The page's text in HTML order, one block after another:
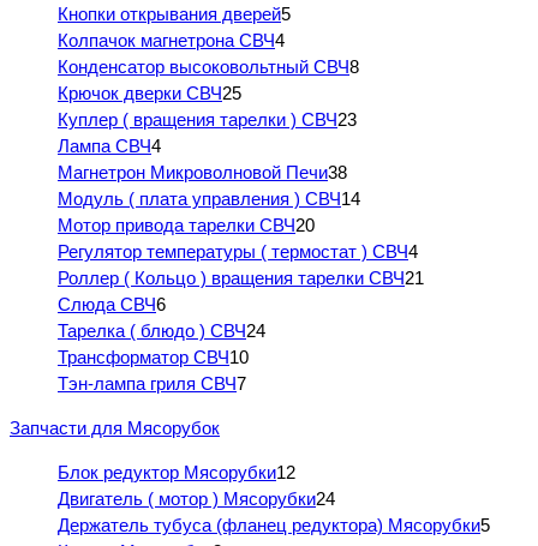
Кнопки открывания дверей5
Колпачок магнетрона СВЧ4
Конденсатор высоковольтный СВЧ8
Крючок дверки СВЧ25
Куплер ( вращения тарелки ) СВЧ23
Лампа СВЧ4
Магнетрон Микроволновой Печи38
Модуль ( плата управления ) СВЧ14
Мотор привода тарелки СВЧ20
Регулятор температуры ( термостат ) СВЧ4
Роллер ( Кольцо ) вращения тарелки СВЧ21
Слюда СВЧ6
Тарелка ( блюдо ) СВЧ24
Трансформатор СВЧ10
Тэн-лампа гриля СВЧ7
Запчасти для Мясорубок
Блок редуктор Мясорубки12
Двигатель ( мотор ) Мясорубки24
Держатель тубуса (фланец редуктора) Мясорубки5